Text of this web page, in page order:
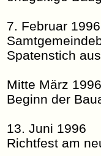
7. Februar 1996
Spatenstich
Mitte März 1996
Beginn der
13. Juni 1996
Richtfest am